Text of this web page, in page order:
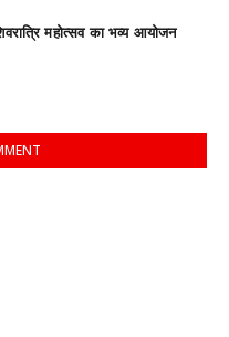
महोत्सव का भव्य आयोजन